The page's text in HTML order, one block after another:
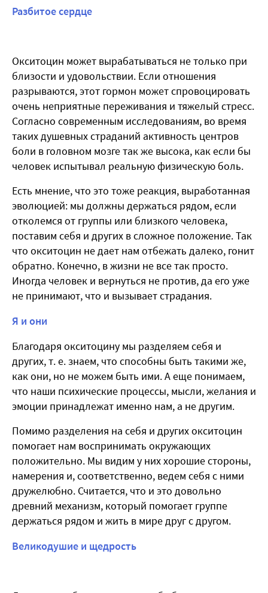
Разбитое сердце
Окситоцин может вырабатываться не только при
близости и удовольствии. Если отношения
разрываются, этот гормон может спровоцировать
очень неприятные переживания и тяжелый стресс.
Согласно современным исследованиям, во время
таких душевных страданий активность центров
боли в головном мозге так же высока, как если бы
человек испытывал реальную физическую боль.
Есть мнение, что это тоже реакция, выработанная
эволюцией: мы должны держаться рядом, если
отколемся от группы или близкого человека,
поставим себя и других в сложное положение. Так
что окситоцин не дает нам отбежать далеко, гонит
обратно. Конечно, в жизни не все так просто.
Иногда человек и вернуться не против, да его уже
не принимают, что и вызывает страдания.
Я и они
Благодаря окситоцину мы разделяем себя и
других, т. е. знаем, что способны быть такими же,
как они, но не можем быть ими. А еще понимаем,
что наши психические процессы, мысли, желания и
эмоции принадлежат именно нам, а не другим.
Помимо разделения на себя и других окситоцин
помогает нам воспринимать окружающих
положительно. Мы видим у них хорошие стороны,
намерения и, соответственно, ведем себя с ними
дружелюбно. Считается, что и это довольно
древний механизм, который помогает группе
держаться рядом и жить в мире друг с другом.
Великодушие и щедрость